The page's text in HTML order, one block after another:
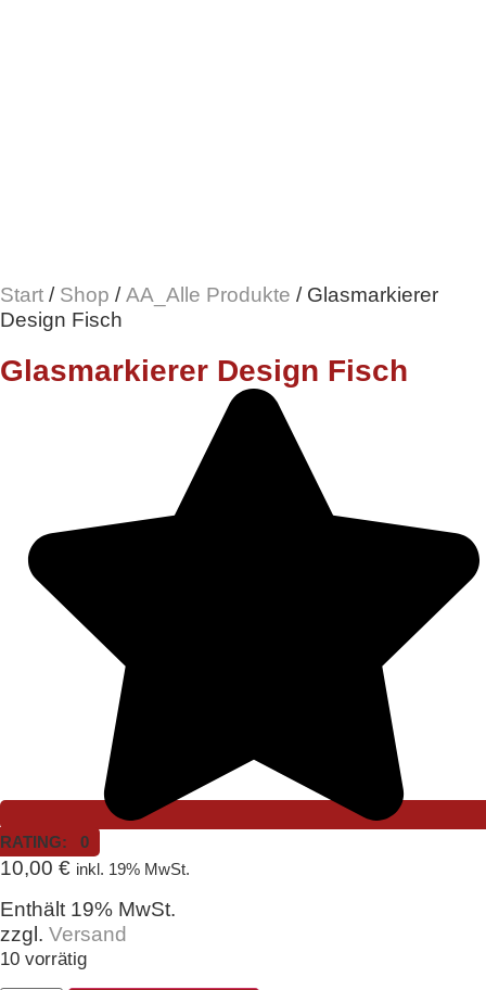
Start / Shop /AA_Alle Produkte / Glasmarkierer
Design Fisch
Glasmarkierer Design Fisch
RATING: 0
10,00 € inkl. 19% MwSt.
Enthält 19% MwSt.
zzgl. Versand
10 vorrätig